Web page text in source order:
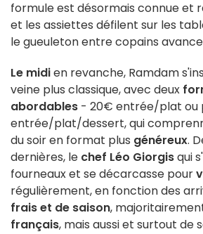
formule est désormais connue et
et les assiettes défilent sur les
le gueuleton entre copains
Le midien revanche, Ramdam
veine plus classique, avec deux
abordables - 20€ entrée/plat ou
entrée/plat/dessert, qui
du soir en format plus généreux.
dernières, le chef Léo Giorgisqui
fourneaux et se décarcasse pour
régulièrement, en fonction des
frais et de saison,
français, mais aussi et surtout de